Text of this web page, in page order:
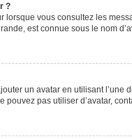
?
vous consultez les
est connue sous le nom
un avatar en utilisant
pas utiliser d’avatar,